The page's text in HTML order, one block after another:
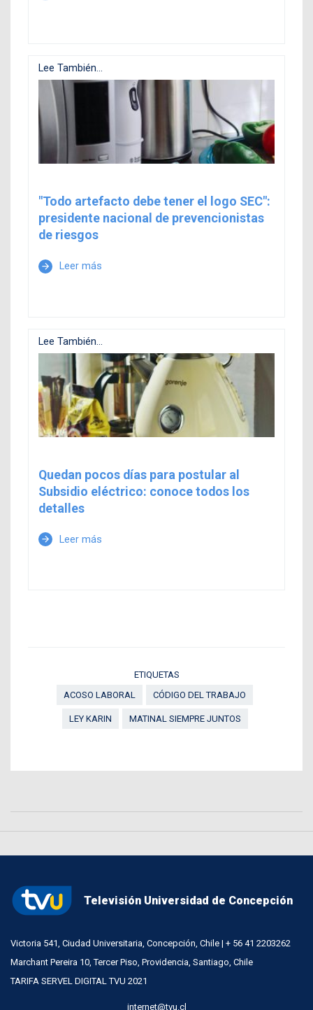
Lee También...
"Todo artefacto debe tener el logo SEC":
presidente nacional de prevencionistas
de riesgos
arrow_forward Leer más
Lee También...
Quedan pocos días para postular al
Subsidio eléctrico: conoce todos los
detalles
arrow_forward Leer más
ETIQUETAS
ACOSO LABORAL
CÓDIGO DEL TRABAJO
LEY KARIN MATINAL SIEMPRE JUNTOS
Televisión Universidad de Concepción
Victoria 541, Ciudad Universitaria, Concepción, Chile | + 56 41 2203262
Marchant Pereira 10, Tercer Piso, Providencia, Santiago, Chile
TARIFA SERVEL DIGITAL TVU 2021
internet@tvu.cl